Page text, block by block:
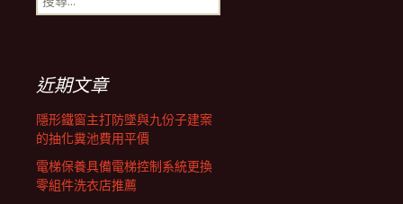
導
覽
列
尋
近期文章
隱形鐵窗主打防墜與九份子建案
的抽化糞池費用平價
電梯保養具備電梯控制系統更換
零組件洗衣店推薦